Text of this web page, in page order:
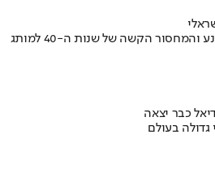
איך אסם הפכה את תקופת הצנע והמחסור הקשה של שנות ה-40 למותג
כבר יצאה
בעולם